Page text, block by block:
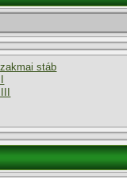
stáb